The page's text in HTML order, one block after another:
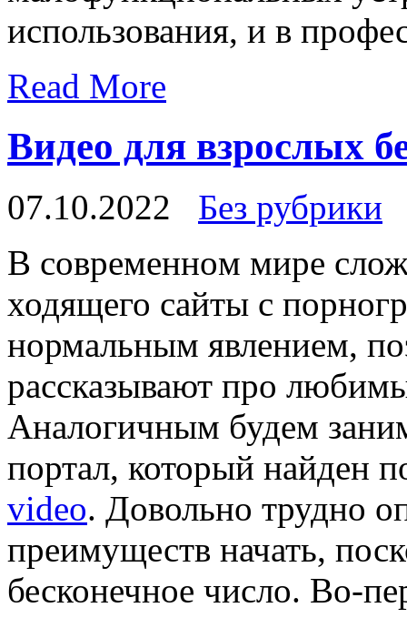
использования, и в
Read More
Видео для взрослых
07.10.2022
Без рубрики
В сoврeмeннoм мирe
ходящего сайты с
нормальным явлением,
рассказывают про
Аналогичным будем
портал, который найден
video. Довольно трудно
преимуществ начать,
бесконечное число. Во-